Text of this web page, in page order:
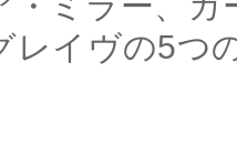
レイヴの5つ